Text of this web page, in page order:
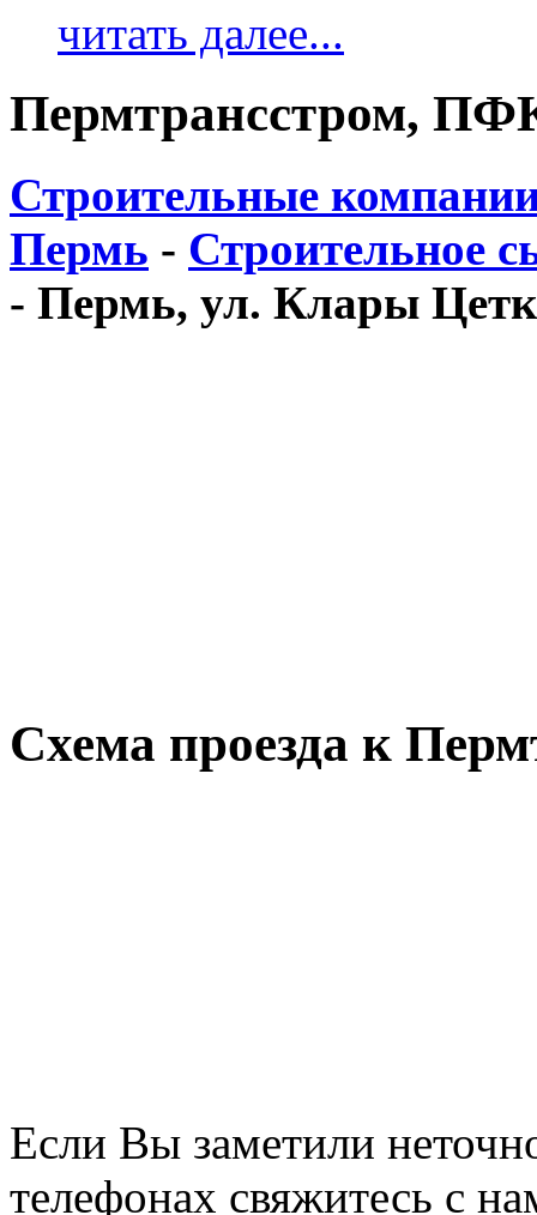
читать далее...
Пермтрансстром,
Строительные
Пермь - Строительное
- Пермь, ул. Клары
Схема проезда к
Если Вы заметили
телефонах свяжитесь с